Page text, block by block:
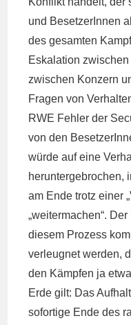
und BesetzerInnen
des gesamten
Eskalation
zwischen Konzern
Fragen von
RWE Fehler der
von den
würde auf eine
heruntergebrochen,
am Ende trotz einer
„weitermachen“.
diesem Prozess
verleugnet werden,
den Kämpfen ja
Erde gilt: Das
sofortige Ende des